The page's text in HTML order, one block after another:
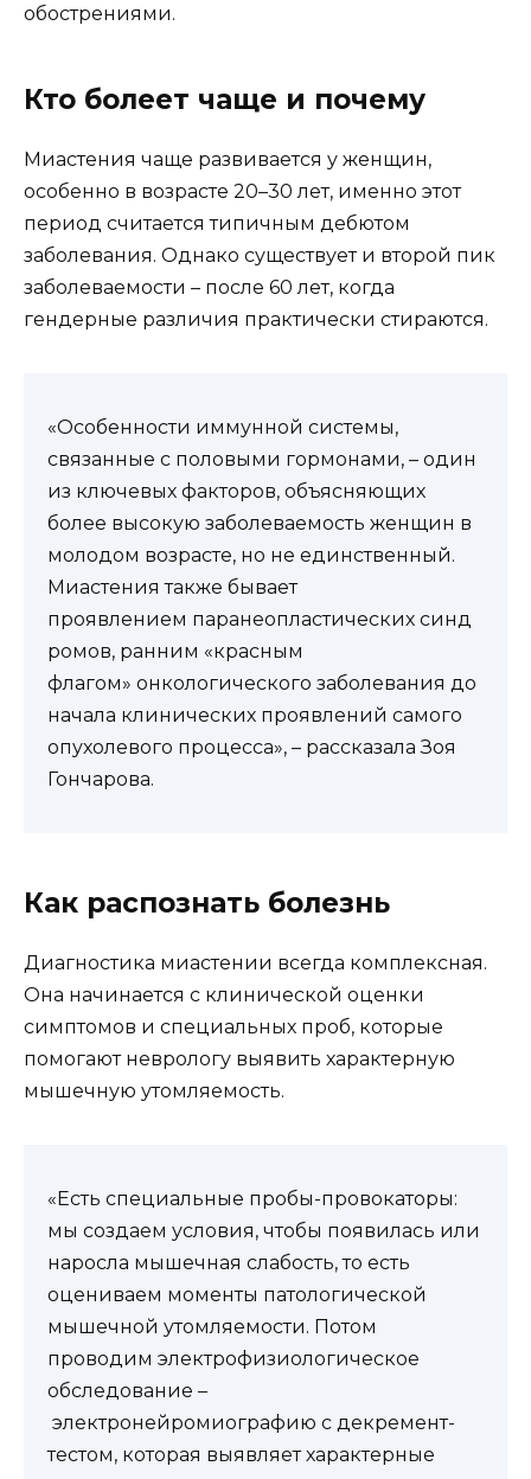
обострениями.
Кто болеет чаще и почему
Миастения чаще развивается у женщин,
особенно в возрасте 20–30 лет, именно этот
период считается типичным дебютом
заболевания. Однако существует и второй пик
заболеваемости – после 60 лет, когда
гендерные различия практически стираются.
«Особенности иммунной системы,
связанные с половыми гормонами, – один
из ключевых факторов, объясняющих
более высокую заболеваемость женщин в
молодом возрасте, но не единственный.
Миастения также бывает
проявлением паранеопластических синд
ромов, ранним «красным
флагом» онкологического заболевания до
начала клинических проявлений самого
опухолевого процесса», – рассказала Зоя
Гончарова.
Как распознать болезнь
Диагностика миастении всегда комплексная.
Она начинается с клинической оценки
симптомов и специальных проб, которые
помогают неврологу выявить характерную
мышечную утомляемость.
«Есть специальные пробы-провокаторы:
мы создаем условия, чтобы появилась или
наросла мышечная слабость, то есть
оцениваем моменты патологической
мышечной утомляемости. Потом
проводим электрофизиологическое
обследование –
электронейромиографию с декремент-
тестом, которая выявляет характерные